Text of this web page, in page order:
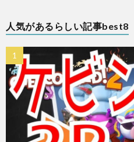
人気があるらしい記事best8